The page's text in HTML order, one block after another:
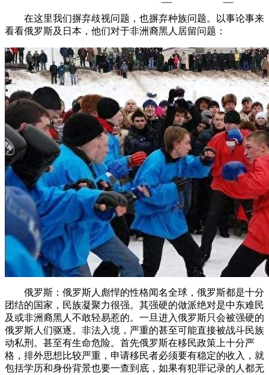
在这里我们摒弃歧视问题，也摒弃种族问题。以事论事来
看看俄罗斯及日本，他们对于非洲裔黑人居留问题：
俄罗斯：俄罗斯人彪悍的性格闻名全球，俄罗斯都是十分
团结的国家，民族凝聚力很强。其强硬的做派绝对是中东难民
及或非洲裔黑人不敢轻易惹的。一旦进入俄罗斯只会被强硬的
俄罗斯人们驱逐。非法入境，严重的甚至可能直接被战斗民族
动私刑。甚至有生命危险。首先俄罗斯在移民政策上十分严
格，排外思想比较严重，申请移民者必须要有稳定的收入，就
包括学历和身份背景也要一查到底，如果有犯罪记录的人都无